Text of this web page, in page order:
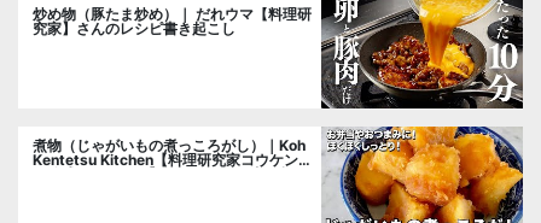
炒め物（豚たま炒め）｜ だれウマ【料理研
究家】さんのレシピ書き起こし
煮物（じゃがいもの煮っころがし）｜Koh
Kentetsu Kitchen【料理研究家コウケンテ